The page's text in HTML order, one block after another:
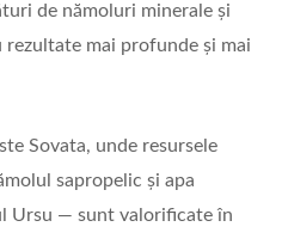
de nămoluri minerale și
mai profunde și mai
Sovata, unde resursele
sapropelic și apa
Ursu — sunt valorificate în